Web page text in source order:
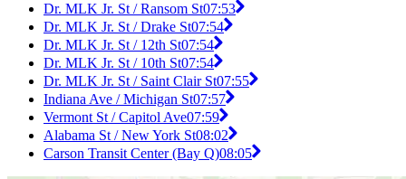
Dr. MLK Jr. St / Ransom St07:53
Dr. MLK Jr. St / Drake St07:54
Dr. MLK Jr. St / 12th St07:54
Dr. MLK Jr. St / 10th St07:54
Dr. MLK Jr. St / Saint Clair St07:55
Indiana Ave / Michigan St07:57
Vermont St / Capitol Ave07:59
Alabama St / New York St08:02
Carson Transit Center (Bay Q)08:05